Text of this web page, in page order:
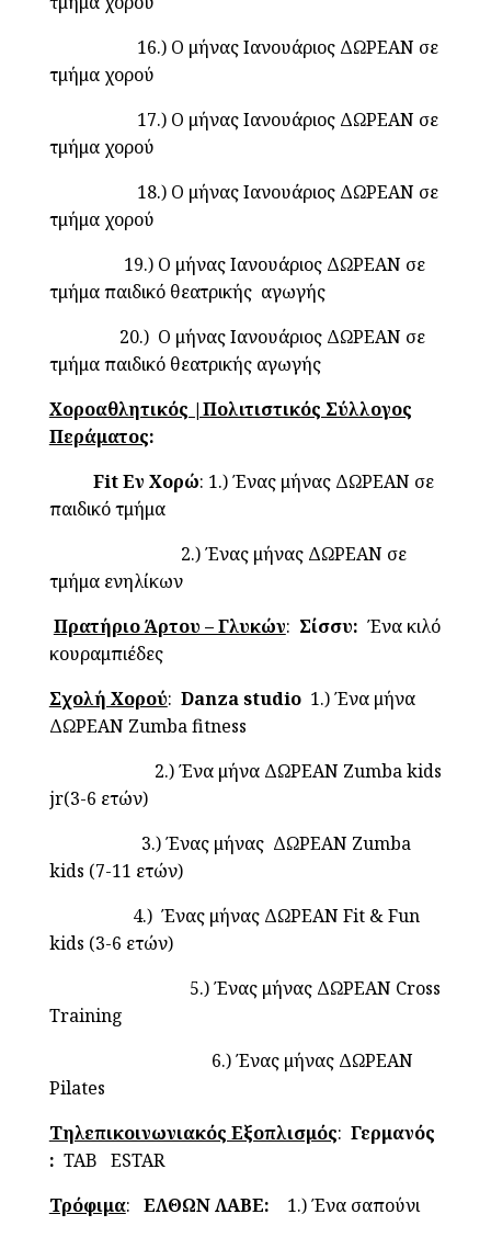
16.) Ο μήνας Ιανουάριος ΔΩΡΕΑΝ σε
τμήμα χορού
17.) Ο μήνας Ιανουάριος ΔΩΡΕΑΝ σε
τμήμα χορού
18.) Ο μήνας Ιανουάριος ΔΩΡΕΑΝ σε
τμήμα χορού
19.) Ο μήνας Ιανουάριος ΔΩΡΕΑΝ σε
τμήμα παιδικό θεατρικής αγωγής
20.) Ο μήνας Ιανουάριος ΔΩΡΕΑΝ σε
τμήμα παιδικό θεατρικής αγωγής
Χοροαθλητικός |Πολιτιστικός Σύλλογος
Περάματος:
FitΕν Χορώ: 1.) Ένας μήνας ΔΩΡΕΑΝ σε
παιδικό τμήμα
2.) Ένας μήνας ΔΩΡΕΑΝ σε
τμήμα ενηλίκων
Πρατήριο Άρτου – Γλυκών: Σίσσυ: Ένα κιλό
κουραμπιέδες
Σχολή Χορού: Danzastudio1.) Ένα μήνα
ΔΩΡΕΑΝ Zumba fitness
2.) Ένα μήνα ΔΩΡΕΑΝ Zumba kids
jr(3-6 ετών)
3.) Ένας μήνας ΔΩΡΕΑΝ Zumba
kids (7-11 ετών)
4.) Ένας μήνας ΔΩΡΕΑΝ Fit & Fun
kids (3-6 ετών)
5.) Ένας μήνας ΔΩΡΕΑΝ Cross
Training
6.) Ένας μήνας ΔΩΡΕΑΝ
Pilates
Τηλεπικοινωνιακός Εξοπλισμός: Γερμανός
: TAB ESTAR
Τρόφιμα: ΕΛΘΩΝ ΛΑΒΕ:
1.) Ένα σαπούνι